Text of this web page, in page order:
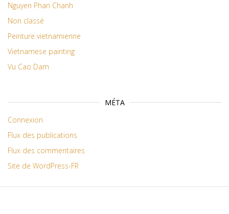
Nguyen Phan Chanh
Non classé
Peinture vietnamienne
Vietnamese painting
Vu Cao Dam
MÉTA
Connexion
Flux des publications
Flux des commentaires
Site de WordPress-FR